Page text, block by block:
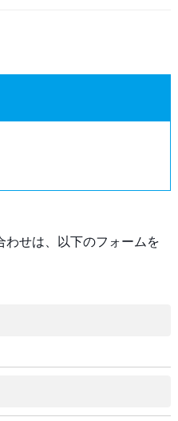
わせは、以下のフォームを